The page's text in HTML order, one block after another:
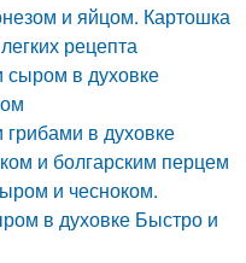
и яйцом. Картошка
рецепта
сыром в духовке
в духовке
и болгарским перцем
и чесноком.
в духовке Быстро и